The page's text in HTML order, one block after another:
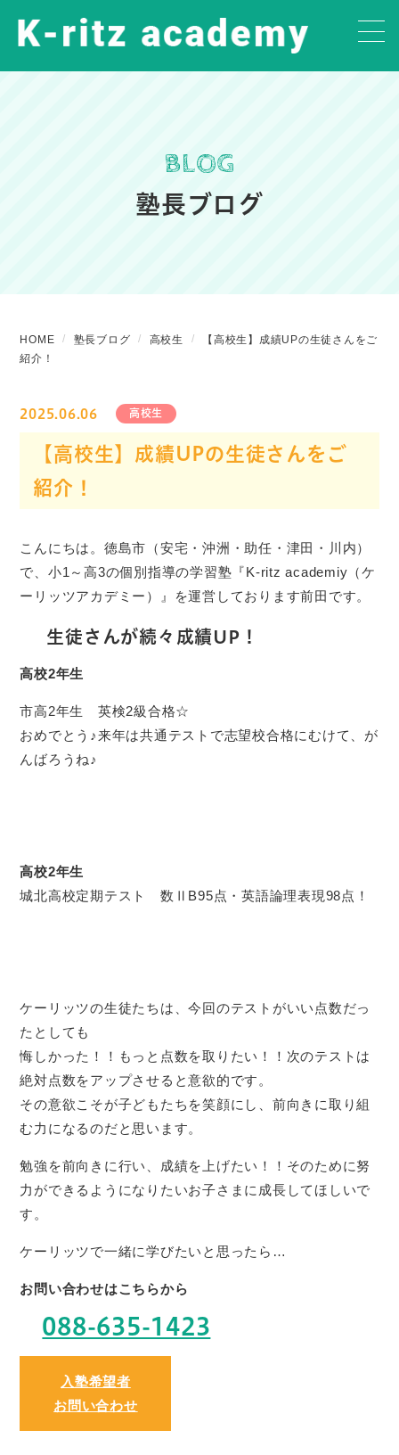
BLOG
塾長ブログ
HOME 塾長ブログ 高校生
【高校生】成績UPの生徒さんをご
紹介！
2025.06.06 高校生
【高校生】成績UPの生徒さんをご
紹介！
こんにちは。徳島市（安宅・沖洲・助任・津田・川内）
で、小1～高3の個別指導の学習塾『K-ritz academiy（ケ
ーリッツアカデミー）』を運営しております前田です。
生徒さんが続々成績UP！
高校2年生
市高2年生 英検2級合格☆
おめでとう♪来年は共通テストで志望校合格にむけて、が
んばろうね♪
高校2年生
城北高校定期テスト 数ⅡB95点・英語論理表現98点！
ケーリッツの生徒たちは、今回のテストがいい点数だっ
たとしても
悔しかった！！もっと点数を取りたい！！次のテストは
絶対点数をアップさせると意欲的です。
その意欲こそが子どもたちを笑顔にし、前向きに取り組
む力になるのだと思います。
勉強を前向きに行い、成績を上げたい！！そのために努
力ができるようになりたいお子さまに成長してほしいで
す。
ケーリッツで一緒に学びたいと思ったら…
お問い合わせはこちらから
088-635-1423
入塾希望者
お問い合わせ